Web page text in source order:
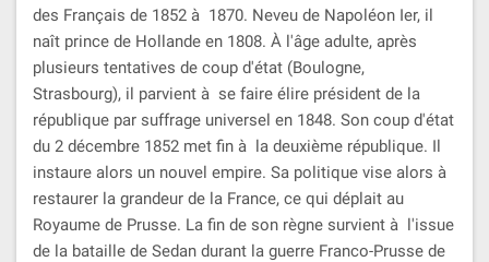
des Français de 1852 à 1870. Neveu de Napoléon Ier, il
naît prince de Hollande en 1808. À l'âge adulte, après
plusieurs tentatives de coup d'état (Boulogne,
Strasbourg), il parvient à se faire élire président de la
république par suffrage universel en 1848. Son coup d'état
du 2 décembre 1852 met fin à la deuxième république. Il
instaure alors un nouvel empire. Sa politique vise alors à
restaurer la grandeur de la France, ce qui déplait au
Royaume de Prusse. La fin de son règne survient à l'issue
de la bataille de Sedan durant la guerre Franco-Prusse de